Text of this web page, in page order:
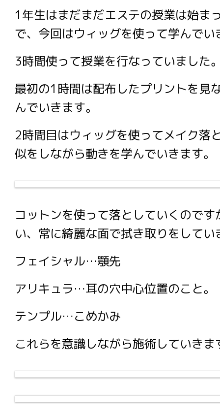
1年生はまだまだエステの授業は始ま
で、今回はウィッグを使って学んでい
3時間使って授業を行なっていました
最初の1時間は配布したプリントを見
んでいきます。
2時間目はウィッグを使ってメイク落
似をしながら動きを学んでいきます。
コットンを使って落としていくので
い、常に綺麗な面で拭き取りをしてい
フェイシャル…顎先
アリキュラ…耳の穴中心位置のこと。
テンプル…こめかみ
これらを意識しながら施術していきま